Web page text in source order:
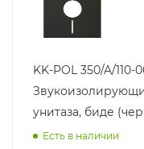
KK-POL 350/A/110-
унитаза, биде
Есть в наличии